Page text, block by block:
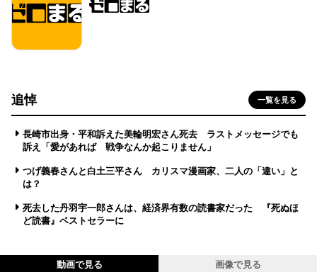
追悼 一覧を見る
長崎市出身・平和訴えた美輪明宏さん死去 ラストメッセージでも
訴え「愛があれば 戦争なんか起こりません」
つげ義春さんと白土三平さん カリスマ漫画家、二人の「違い」と
は？
死去した丹羽宇一郎さんは、経済界有数の読書家だった 『死ぬほ
ど読書』ベストセラーに
動画で見る 画像で見る